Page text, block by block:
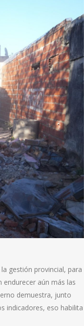
gestión provincial, para
aún más las
demuestra, junto
indicadores, eso habilita